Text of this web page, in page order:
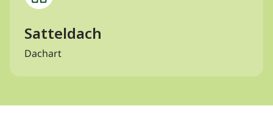
Satteldach
Dachart